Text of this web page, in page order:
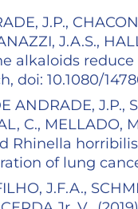
J.P.,
J.A.S.,
alkaloids
10.1080/
ANDRADE, J.P.,
C., MELLADO,
Rhinella
of lung
J.F.A.,